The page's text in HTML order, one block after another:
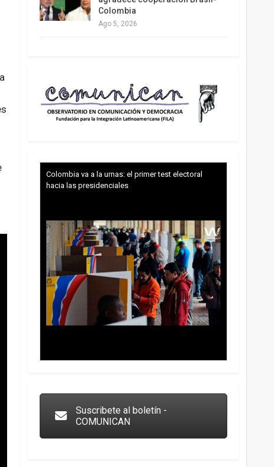
Colombia
Ago 5, 2026
Colombia va a la urnas: el primer test electoral
hacia las presidenciales
Suscribete al boletín -
COMUNICAN